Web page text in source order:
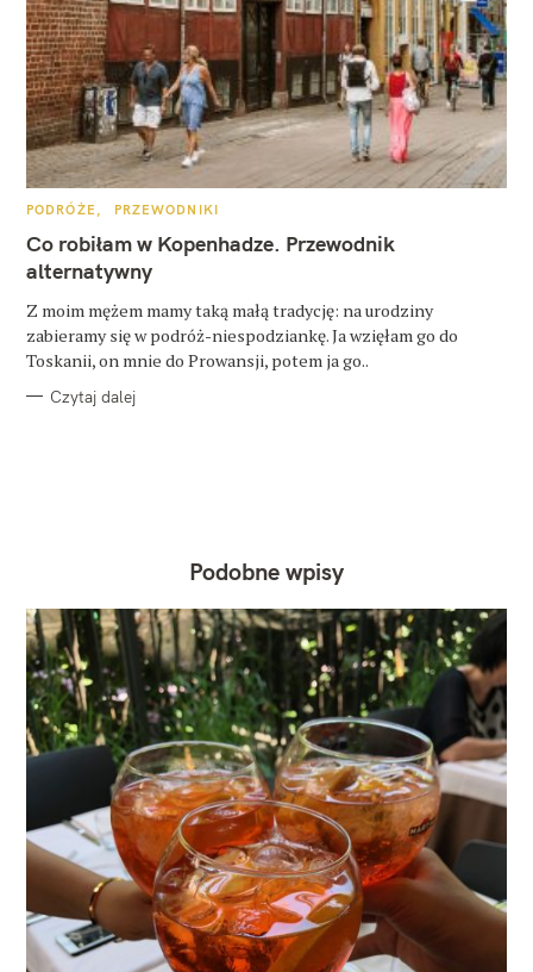
K
T
E
G
O
I
PODRÓŻE PRZEWODNIKI
Co robiłam w Kopenhadze. Przewodnik
alternatywny
Z moim mężem mamy taką małą tradycję: na urodziny
zabieramy się w podróż-niespodziankę. Ja wzięłam go do
Toskanii, on mnie do Prowansji, potem ja go..
Czytaj dalej
Podobne wpisy